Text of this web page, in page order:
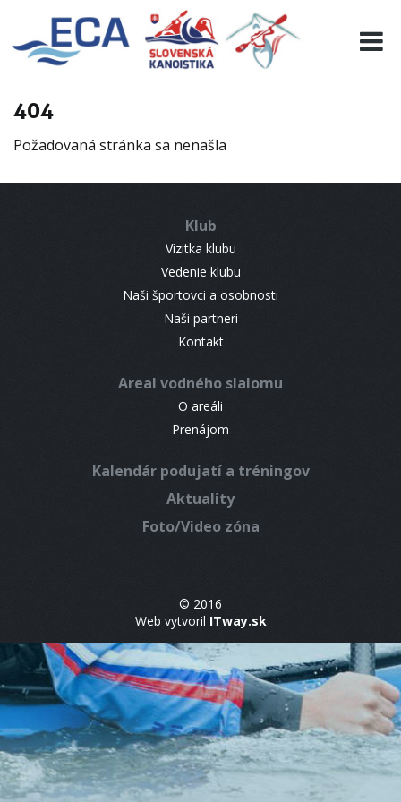
404
Požadovaná stránka sa nenašla
Klub
Vizitka klubu
Vedenie klubu
Naši športovci a osobnosti
Naši partneri
Kontakt
Areal vodného slalomu
O areáli
Prenájom
Kalendár podujatí a tréningov
Aktuality
Foto/Video zóna
© 2016
Web vytvoril ITway.sk
EURO 19
INFO
RESULTS
CONTACT